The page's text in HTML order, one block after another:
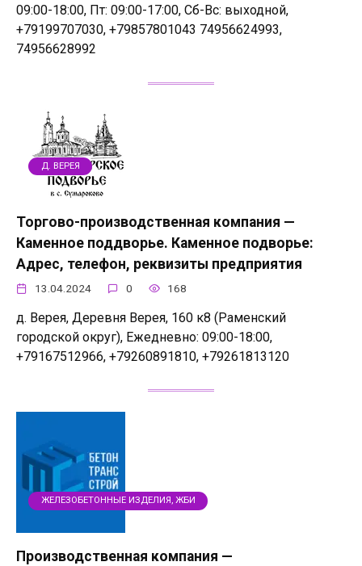
09:00-18:00, Пт: 09:00-17:00, Сб-Вс: выходной,
+79199707030, +79857801043 74956624993,
74956628992
Д. ВЕРЕЯ
Торгово-производственная компания —
Каменное поддворье. Каменное подворье:
Адрес, телефон, реквизиты предприятия
13.04.2024 0 168
д. Верея, Деревня Верея, 160 к8 (Раменский
городской округ), Ежедневно: 09:00-18:00,
+79167512966, +79260891810, +79261813120
ЖЕЛЕЗОБЕТОННЫЕ ИЗДЕЛИЯ, ЖБИ
Производственная компания —